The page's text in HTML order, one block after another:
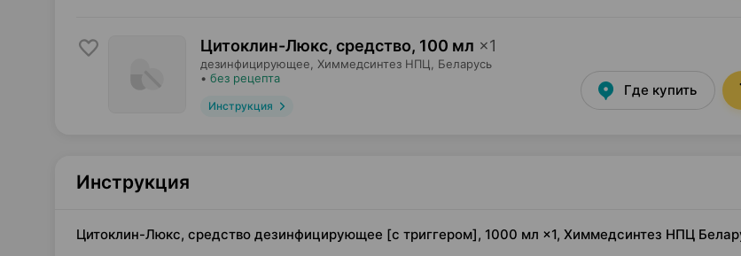
Цитоклин-Люкс, средство, 100 мл ×1
дезинфицирующее, Химмедсинтез НПЦ , Беларусь
• без рецепта
Инструкция
Где купить
Инструкция
Цитоклин-Люкс, средство дезинфицирующее [с триггером], 1000 мл ×1, Химмедсинтез НПЦ